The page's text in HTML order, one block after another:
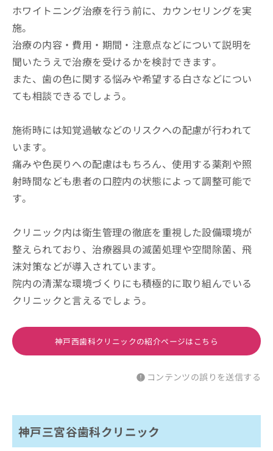
ホワイトニング治療を行う前に、カウンセリングを実
施。
治療の内容・費用・期間・注意点などについて説明を
聞いたうえで治療を受けるかを検討できます。
また、歯の色に関する悩みや希望する白さなどについ
ても相談できるでしょう。
施術時には知覚過敏などのリスクへの配慮が行われて
います。
痛みや色戻りへの配慮はもちろん、使用する薬剤や照
射時間なども患者の口腔内の状態によって調整可能で
す。
クリニック内は衛生管理の徹底を重視した設備環境が
整えられており、治療器具の滅菌処理や空間除菌、飛
沫対策などが導入されています。
院内の清潔な環境づくりにも積極的に取り組んでいる
クリニックと言えるでしょう。
神戸西歯科クリニックの紹介ページはこちら
コンテンツの誤りを送信する
神戸三宮谷歯科クリニック